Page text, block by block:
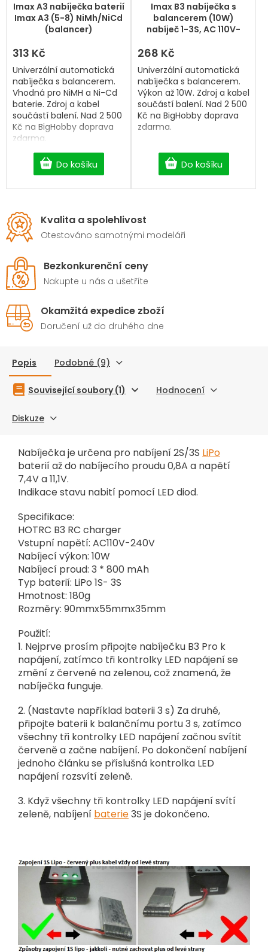
Imax A3 nabíječka baterií
Imax A3 (5-8) NiMh/NiCd
(balancer)
313 Kč
Do košíku
Univerzální automatická
nabíječka s balancerem.
Vhodná pro NiMH a Ni-Cd
baterie. Zdroj a kabel
součástí balení. Nad 2 500
Kč na BigHobby doprava
zdarma.
Imax B3 nabíječka s
balancerem (10W)
nabíječ 1-3S, AC 110V-
268 Kč
Do košíku
Univerzální automatická
nabíječka s balancerem.
Výkon až 10W. Zdroj a kabel
součástí balení. Nad 2 500
Kč na BigHobby doprava
zdarma.
Kvalita a spolehlivost
Otestováno samotnými modeláři
Bezkonkurenční ceny
Nakupte u nás a ušetříte
Okamžitá expedice zboží
Doručení už do druhého dne
Popis Podobné (9)
Související soubory (1) Hodnocení
Diskuze
Nabíječka je určena pro nabíjení 2S/3S LiPo
baterií až do nabíjecího proudu 0,8A a napětí
7,4V a 11,1V.
Indikace stavu nabití pomocí LED diod.
Specifikace:
HOTRC B3 RC charger
Vstupní napětí: AC110V-240V
Nabíjecí výkon: 10W
Nabíjecí proud: 3 * 800 mAh
Typ baterií: LiPo 1S- 3S
Hmotnost: 180g
Rozměry: 90mmx55mmx35mm
Použití:
1. Nejprve prosím připojte nabíječku B3 Pro k
napájení, zatímco tři kontrolky LED napájení se
změní z červené na zelenou, což znamená, že
nabíječka funguje.
2. (Nastavte například baterii 3 s) Za druhé,
připojte baterii k balančnímu portu 3 s, zatímco
všechny tři kontrolky LED napájení začnou svítit
červeně a začne nabíjení. Po dokončení nabíjení
jednoho článku se příslušná kontrolka LED
napájení rozsvítí zeleně.
3. Když všechny tři kontrolky LED napájení svítí
zeleně, nabíjení baterie3S je dokončeno.